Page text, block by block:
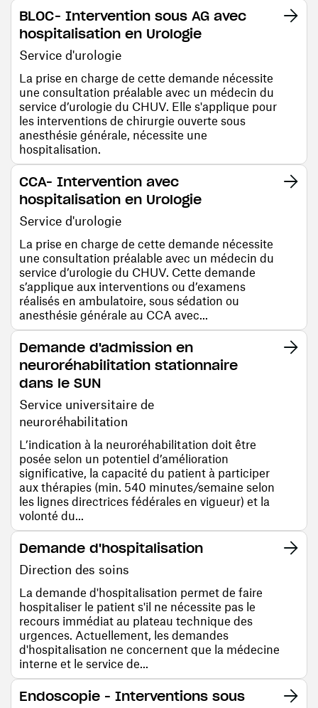
BLOC- Intervention sous AG avec
hospitalisation en Urologie
Service d'urologie
La prise en charge de cette demande nécessite
une consultation préalable avec un médecin du
service d’urologie du CHUV. Elle s'applique pour
les interventions de chirurgie ouverte sous
anesthésie générale, nécessite une
hospitalisation.
CCA- Intervention avec
hospitalisation en Urologie
Service d'urologie
La prise en charge de cette demande nécessite
une consultation préalable avec un médecin du
service d’urologie du CHUV. Cette demande
s’applique aux interventions ou d’examens
réalisés en ambulatoire, sous sédation ou
anesthésie générale au CCA avec...
Demande d'admission en
neuroréhabilitation stationnaire
dans le SUN
Service universitaire de
neuroréhabilitation
L’indication à la neuroréhabilitation doit être
posée selon un potentiel d’amélioration
significative, la capacité du patient à participer
aux thérapies (min. 540 minutes/semaine selon
les lignes directrices fédérales en vigueur) et la
volonté du...
Demande d'hospitalisation
Direction des soins
La demande d'hospitalisation permet de faire
hospitaliser le patient s'il ne nécessite pas le
recours immédiat au plateau technique des
urgences. Actuellement, les demandes
d'hospitalisation ne concernent que la médecine
interne et le service de...
Endoscopie - Interventions sous